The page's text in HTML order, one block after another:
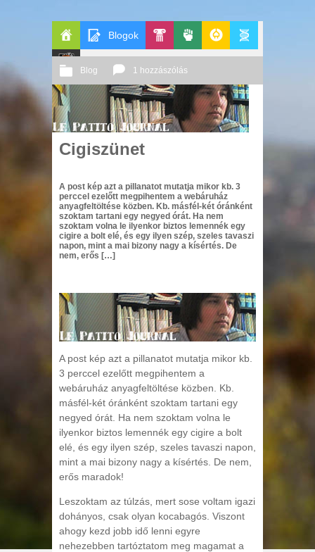
Főoldal
Blogok
Kult
Le
Patito
Journal
Blog 1 hozzászólás
2009 05. 07. Őri András
Cigiszünet
A post kép azt a pillanatot mutatja mikor kb. 3
perccel ezelőtt megpihentem a webáruház
anyagfeltöltése közben. Kb. másfél-két óránként
szoktam tartani egy negyed órát. Ha nem
szoktam volna le ilyenkor biztos lemennék egy
cigire a bolt elé, és egy ilyen szép, szeles tavaszi
napon, mint a mai bizony nagy a kísértés. De
nem, erős […]
A post kép azt a pillanatot mutatja mikor kb.
3 perccel ezelőtt megpihentem a
webáruház anyagfeltöltése közben. Kb.
másfél-két óránként szoktam tartani egy
negyed órát. Ha nem szoktam volna le
ilyenkor biztos lemennék egy cigire a bolt
elé, és egy ilyen szép, szeles tavaszi napon,
mint a mai bizony nagy a kísértés. De nem,
erős maradok!
Leszoktam az túlzás, mert sose voltam igazi
dohányos, csak olyan kocabagós. Viszont
ahogy kezd jobb idő lenni egyre
nehezebben tartóztatom meg magamat a